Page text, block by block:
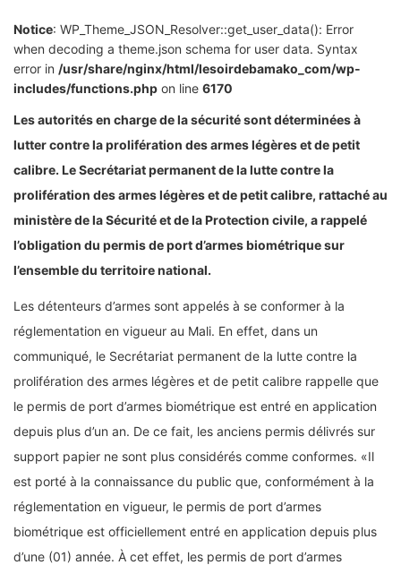
Notice: WP_Theme_JSON_Resolver::get_user_data(): Error
when decoding a theme.json schema for user data. Syntax
error in /usr/share/nginx/html/lesoirdebamako_com/wp-
includes/functions.php on line 6170
Les autorités en charge de la sécurité sont déterminées à
lutter contre la prolifération des armes légères et de petit
calibre. Le Secrétariat permanent de la lutte contre la
prolifération des armes légères et de petit calibre, rattaché au
ministère de la Sécurité et de la Protection civile, a rappelé
l’obligation du permis de port d’armes biométrique sur
l’ensemble du territoire national.
Les détenteurs d’armes sont appelés à se conformer à la
réglementation en vigueur au Mali. En effet, dans un
communiqué, le Secrétariat permanent de la lutte contre la
prolifération des armes légères et de petit calibre rappelle que
le permis de port d’armes biométrique est entré en application
depuis plus d’un an. De ce fait, les anciens permis délivrés sur
support papier ne sont plus considérés comme conformes. «Il
est porté à la connaissance du public que, conformément à la
réglementation en vigueur, le permis de port d’armes
biométrique est officiellement entré en application depuis plus
d’une (01) année. À cet effet, les permis de port d’armes